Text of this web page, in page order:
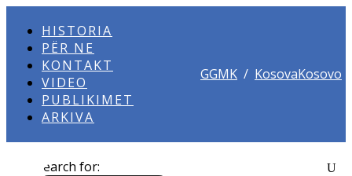
HISTORIA
PËR NE
KONTAKT
VIDEO
PUBLIKIMET
ARKIVA
GGMK / KosovaKosovo
Search for: